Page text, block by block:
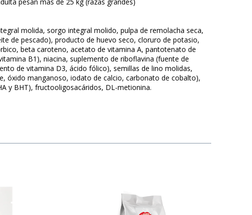
molida, sorgo integral molido, pulpa de remolacha seca,
de pescado), producto de huevo seco, cloruro de potasio,
beta caroteno, acetato de vitamina A, pantotenato de
B1), niacina, suplemento de riboflavina (fuente de
de vitamina D3, ácido fólico), semillas de lino molidas,
óxido manganoso, iodato de calcio, carbonato de cobalto),
y BHT), fructooligosacáridos, DL-metionina.